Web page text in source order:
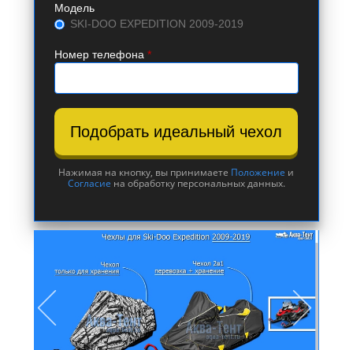
Модель
SKI-DOO EXPEDITION 2009-2019
Номер телефона *
Подобрать идеальный чехол
Нажимая на кнопку, вы принимаете Положение и
Согласие на обработку персональных данных.